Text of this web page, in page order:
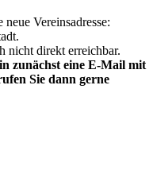
Vereinsadresse:
nicht direkt erreichbar.
zunächst eine E-Mail mit
Sie dann gerne